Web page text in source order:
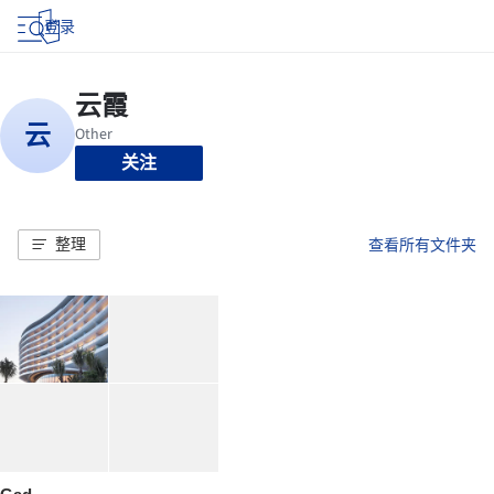
登录
关注
整理 查看所有文件夹